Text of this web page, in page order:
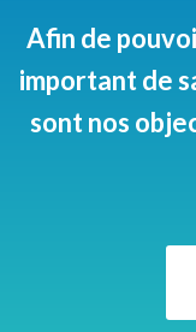
Afin de
important de
sont nos